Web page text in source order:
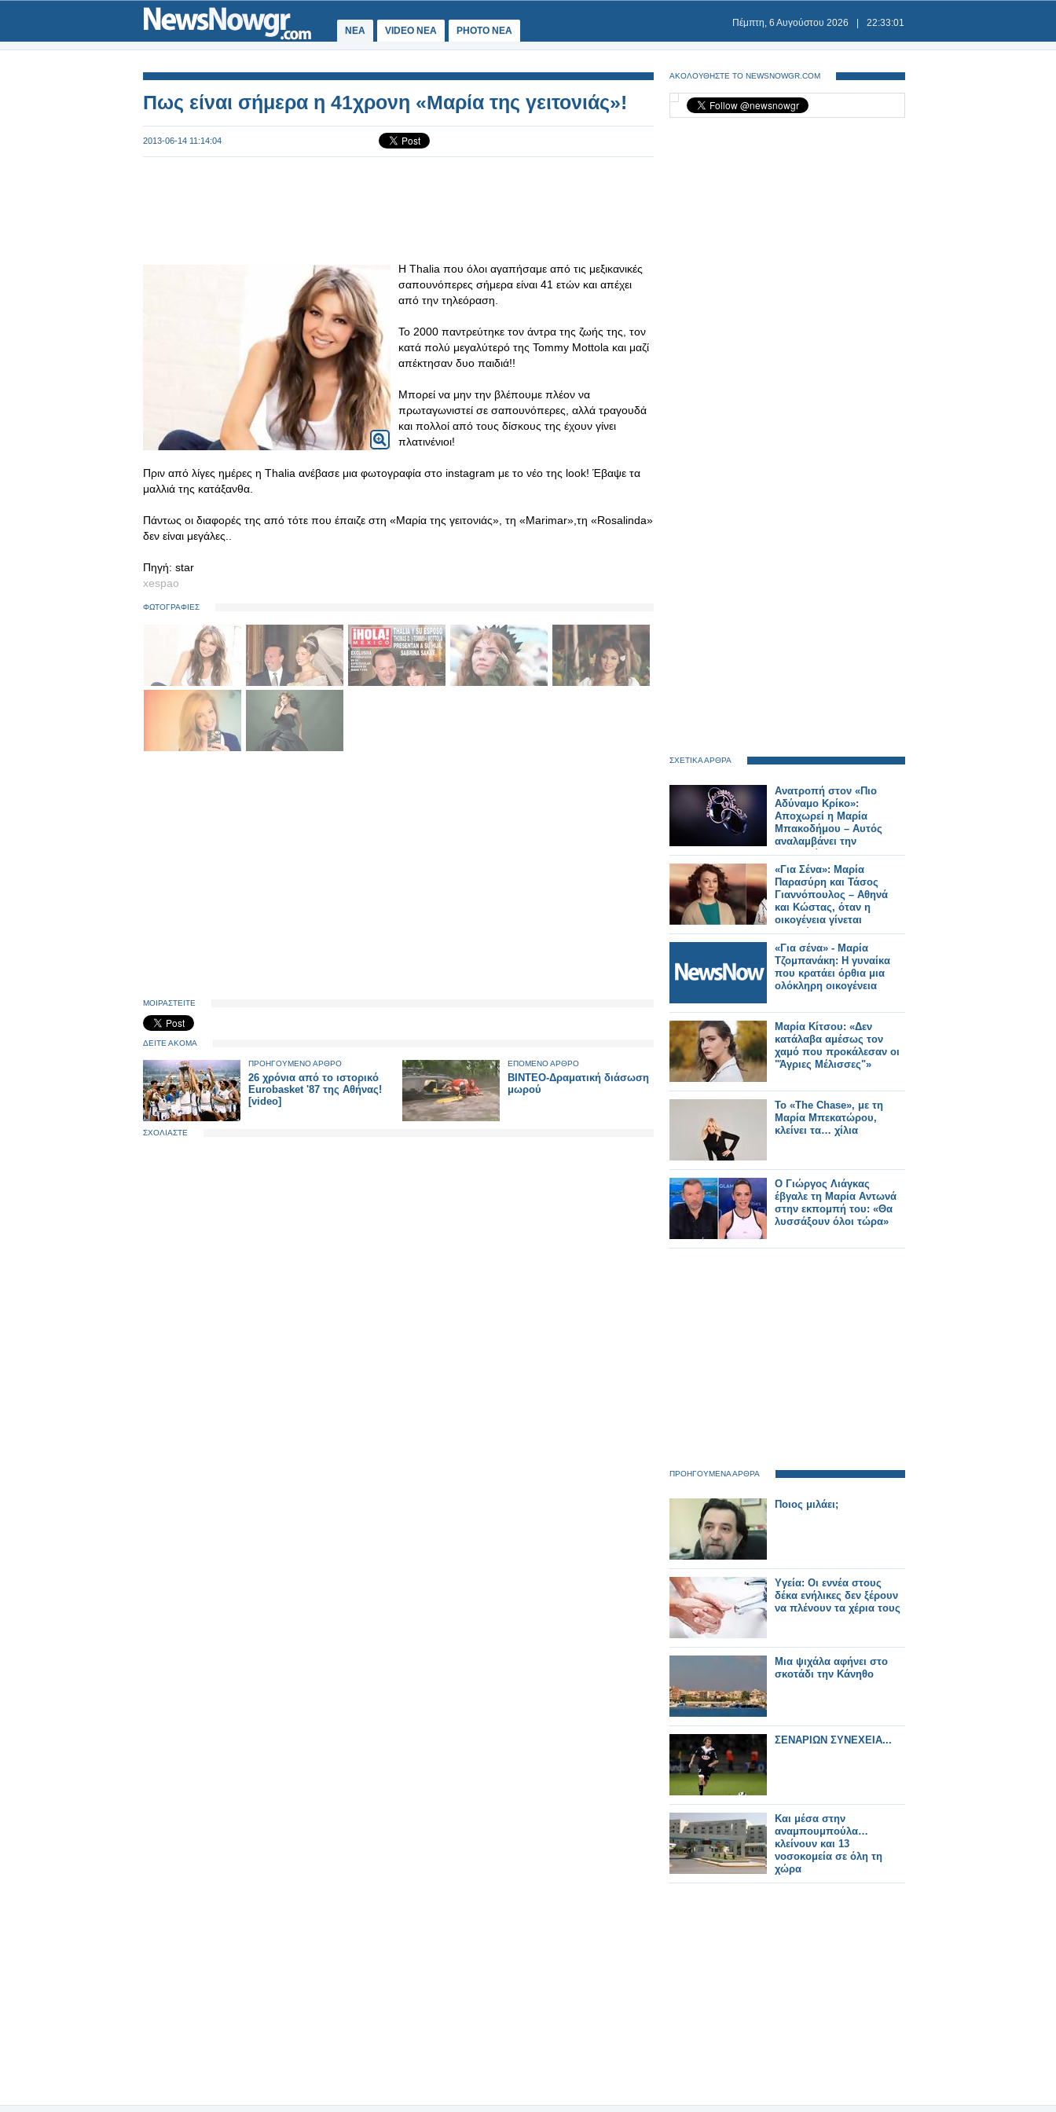
ΝΕΑ VIDEO NEA PHOTO NEA
Πέμπτη, 6 Αυγούστου 2026 22:33:02
Πως είναι σήμερα η 41χρονη «Μαρία της γειτονιάς»!
2013-06-14 11:14:04
Η Thalia που όλοι αγαπήσαμε από τις μεξικανικές
σαπουνόπερες σήμερα είναι 41 ετών και απέχει
από την τηλεόραση.
Το 2000 παντρεύτηκε τον άντρα της ζωής της, τον
κατά πολύ μεγαλύτερό της Tommy Mottola και μαζί
απέκτησαν δυο παιδιά!!
Μπορεί να μην την βλέπουμε πλέον να
πρωταγωνιστεί σε σαπουνόπερες, αλλά τραγουδά
και πολλοί από τους δίσκους της έχουν γίνει
πλατινένιοι!
Πριν από λίγες ημέρες η Thalia ανέβασε μια φωτογραφία στο instagram με το νέο της look! Έβαψε τα
μαλλιά της κατάξανθα.
Πάντως οι διαφορές της από τότε που έπαιζε στη «Μαρία της γειτονιάς», τη «Marimar»,τη «Rosalinda»
δεν είναι μεγάλες..
Πηγή: star
xespao
ΦΩΤΟΓΡΑΦΙΕΣ
ΜΟΙΡΑΣΤΕΙΤΕ
ΔΕΙΤΕ ΑΚΟΜΑ
ΠΡΟΗΓΟΥΜΕΝΟ ΑΡΘΡΟ
26 χρόνια από το ιστορικό
Eurobasket '87 της Αθήνας!
[video]
ΕΠΟΜΕΝΟ ΑΡΘΡΟ
ΒΙΝΤΕΟ-Δραματική διάσωση
μωρού
ΣΧΟΛΙΑΣΤΕ
ΑΚΟΛΟΥΘΗΣΤΕ ΤΟ NEWSNOWGR.COM
ΣΧΕΤΙΚΑ ΑΡΘΡΑ
Ανατροπή στον «Πιο
Αδύναμο Κρίκο»:
Αποχωρεί η Μαρία
Μπακοδήμου – Αυτός
αναλαμβάνει την
παρουσίαση
«Για Σένα»: Μαρία
Παρασύρη και Τάσος
Γιαννόπουλος – Αθηνά
και Κώστας, όταν η
οικογένεια γίνεται
καταφύγιο
«Για σένα» - Μαρία
Τζομπανάκη: Η γυναίκα
που κρατάει όρθια μια
ολόκληρη οικογένεια
Μαρία Κίτσου: «Δεν
κατάλαβα αμέσως τον
χαμό που προκάλεσαν οι
"Άγριες Μέλισσες"»
Το «The Chase», με τη
Μαρία Μπεκατώρου,
κλείνει τα… χίλια
Ο Γιώργος Λιάγκας
έβγαλε τη Μαρία Αντωνά
στην εκπομπή του: «Θα
λυσσάξουν όλοι τώρα»
ΠΡΟΗΓΟΥΜΕΝΑ ΑΡΘΡΑ
Ποιος μιλάει;
Yγεία: Οι εννέα στους
δέκα ενήλικες δεν ξέρουν
να πλένουν τα χέρια τους
Μια ψιχάλα αφήνει στο
σκοτάδι την Κάνηθο
ΣΕΝΑΡΙΩΝ ΣΥΝΕΧΕΙΑ...
Και μέσα στην
αναμπουμπούλα…
κλείνουν και 13
νοσοκομεία σε όλη τη
χώρα